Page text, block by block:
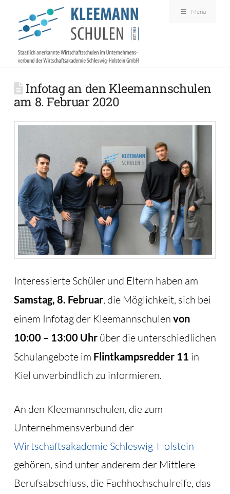
Menu
Infotag an den Kleemannschulen
am 8. Februar 2020
Interessierte Schüler und Eltern haben am
Samstag, 8. Februar, die Möglichkeit, sich bei
einem Infotag der Kleemannschulen von
10:00 – 13:00 Uhrüber die unterschiedlichen
Schulangebote im Flintkampsredder 11 in
Kiel unverbindlich zu informieren.
An den Kleemannschulen, die zum
Unternehmensverbund der
Wirtschaftsakademie Schleswig-Holstein
gehören, sind unter anderem der Mittlere
Berufsabschluss, die Fachhochschulreife, das